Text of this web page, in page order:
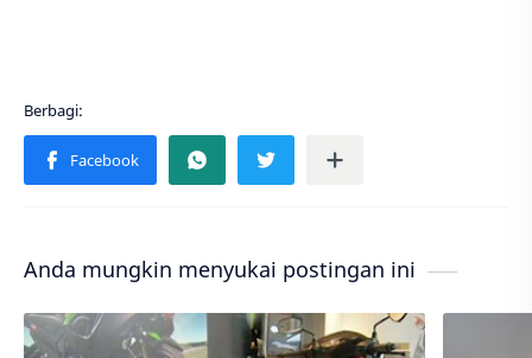
Anda mungkin menyukai postingan ini